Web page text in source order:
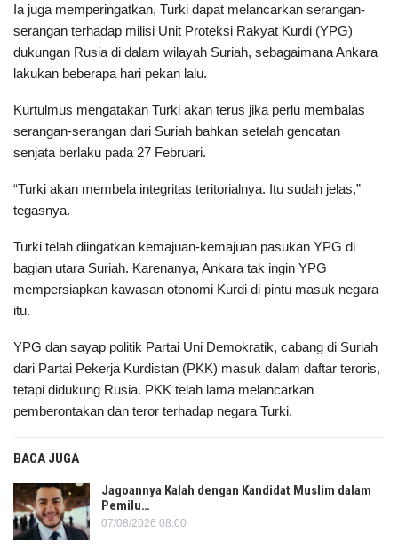
Ia juga memperingatkan, Turki dapat melancarkan serangan-
serangan terhadap milisi Unit Proteksi Rakyat Kurdi (YPG)
dukungan Rusia di dalam wilayah Suriah, sebagaimana Ankara
lakukan beberapa hari pekan lalu.
Kurtulmus mengatakan Turki akan terus jika perlu membalas
serangan-serangan dari Suriah bahkan setelah gencatan
senjata berlaku pada 27 Februari.
“Turki akan membela integritas teritorialnya. Itu sudah jelas,”
tegasnya.
Turki telah diingatkan kemajuan-kemajuan pasukan YPG di
bagian utara Suriah. Karenanya, Ankara tak ingin YPG
mempersiapkan kawasan otonomi Kurdi di pintu masuk negara
itu.
YPG dan sayap politik Partai Uni Demokratik, cabang di Suriah
dari Partai Pekerja Kurdistan (PKK) masuk dalam daftar teroris,
tetapi didukung Rusia. PKK telah lama melancarkan
pemberontakan dan teror terhadap negara Turki.
BACA JUGA
Jagoannya Kalah dengan Kandidat Muslim dalam
Pemilu…
07/08/2026 08:00